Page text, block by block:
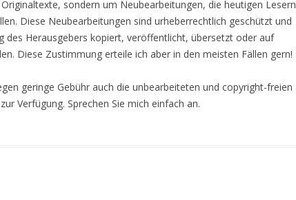
sondern um Neubearbeitungen, die heutigen Lesern
Diese Neubearbeitungen sind urheberrechtlich geschützt und
des Herausgebers kopiert, veröffentlicht, übersetzt oder auf
Diese Zustimmung erteile ich aber in den meisten Fällen gern!
geringe Gebühr auch die unbearbeiteten und copyright-freien
Verfügung. Sprechen Sie mich einfach an.